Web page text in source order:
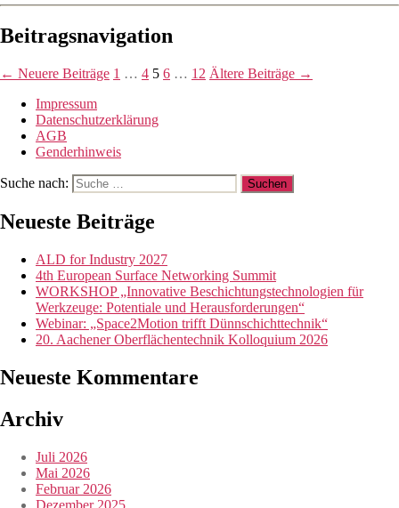
Beitragsnavigation
← Neuere Beiträge 1 … 4 5 6 … 12 Ältere Beiträge →
Impressum
Datenschutzerklärung
AGB
Genderhinweis
Suche nach:
Neueste Beiträge
ALD for Industry 2027
4th European Surface Networking Summit
WORKSHOP „Innovative Beschichtungstechnologien für
Werkzeuge: Potentiale und Herausforderungen“
Webinar: „Space2Motion trifft Dünnschichttechnik“
20. Aachener Oberflächentechnik Kolloquium 2026
Neueste Kommentare
Archiv
Juli 2026
Mai 2026
Februar 2026
Dezember 2025